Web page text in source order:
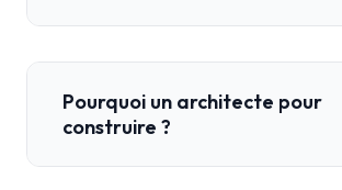
Pourquoi un architecte pour
construire ?